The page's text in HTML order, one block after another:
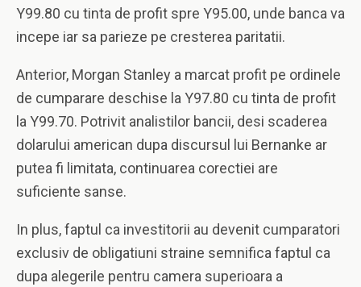
Y99.80 cu tinta de profit spre Y95.00, unde banca va
incepe iar sa parieze pe cresterea paritatii.
Anterior, Morgan Stanley a marcat profit pe ordinele
de cumparare deschise la Y97.80 cu tinta de profit
la Y99.70. Potrivit analistilor bancii, desi scaderea
dolarului american dupa discursul lui Bernanke ar
putea fi limitata, continuarea corectiei are
suficiente sanse.
In plus, faptul ca investitorii au devenit cumparatori
exclusiv de obligatiuni straine semnifica faptul ca
dupa alegerile pentru camera superioara a